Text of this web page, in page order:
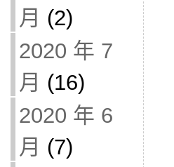
月 (2)
2020 年 7
月 (16)
2020 年 6
月 (7)